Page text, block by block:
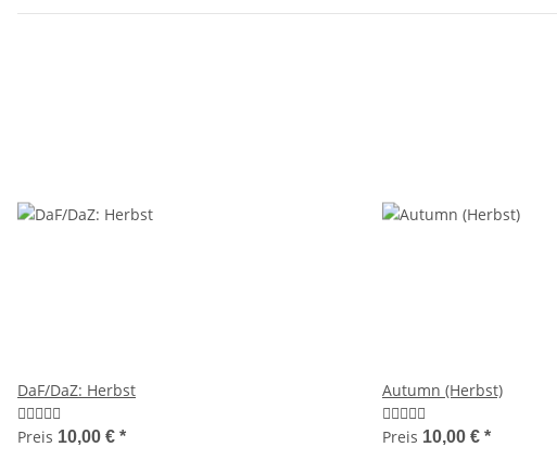
DaF/DaZ: Herbst
Preis 10,00 € *
Autumn (Herbst)
Preis 10,00 € *